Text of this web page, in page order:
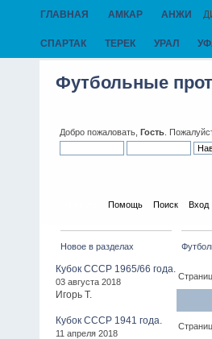
ГЛАВНАЯ АМКАР АНЖИ
СПАРТАК ТЕРЕК УРАЛ
Футбольные
Добро пожаловать, Гость .
Помощь Поиск Вход
Новое в разделах
Кубок СССР 1965/66 года.
03 августа 2018
Игорь Т.
Кубок СССР 1941 года.
11 апреля 2018